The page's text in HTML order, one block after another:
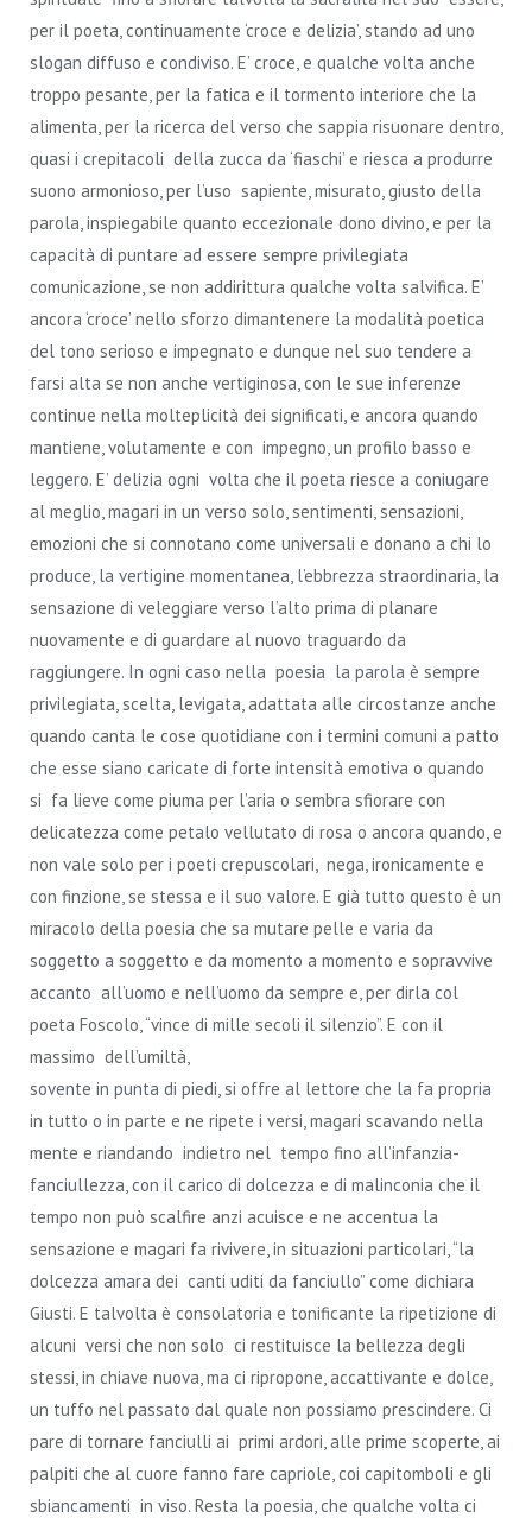
per il poeta, continuamente ‘croce e delizia’, stando ad uno
slogan diffuso e condiviso. E’ croce, e qualche volta anche
troppo pesante, per la fatica e il tormento interiore che la
alimenta, per la ricerca del verso che sappia risuonare dentro,
quasi i crepitacoli della zucca da ‘fiaschi’ e riesca a produrre
suono armonioso, per l’uso sapiente, misurato, giusto della
parola, inspiegabile quanto eccezionale dono divino, e per la
capacità di puntare ad essere sempre privilegiata
comunicazione, se non addirittura qualche volta salvifica. E’
ancora ‘croce’ nello sforzo dimantenere la modalità poetica
del tono serioso e impegnato e dunque nel suo tendere a
farsi alta se non anche vertiginosa, con le sue inferenze
continue nella molteplicità dei significati, e ancora quando
mantiene, volutamente e con impegno, un profilo basso e
leggero. E’ delizia ogni volta che il poeta riesce a coniugare
al meglio, magari in un verso solo, sentimenti, sensazioni,
emozioni che si connotano come universali e donano a chi lo
produce, la vertigine momentanea, l’ebbrezza straordinaria, la
sensazione di veleggiare verso l’alto prima di planare
nuovamente e di guardare al nuovo traguardo da
raggiungere. In ogni caso nella poesia la parola è sempre
privilegiata, scelta, levigata, adattata alle circostanze anche
quando canta le cose quotidiane con i termini comuni a patto
che esse siano caricate di forte intensità emotiva o quando
si fa lieve come piuma per l’aria o sembra sfiorare con
delicatezza come petalo vellutato di rosa o ancora quando, e
non vale solo per i poeti crepuscolari, nega, ironicamente e
con finzione, se stessa e il suo valore. E già tutto questo è un
miracolo della poesia che sa mutare pelle e varia da
soggetto a soggetto e da momento a momento e sopravvive
accanto all’uomo e nell’uomo da sempre e, per dirla col
poeta Foscolo, “vince di mille secoli il silenzio”. E con il
massimo dell’umiltà,
sovente in punta di piedi, si offre al lettore che la fa propria
in tutto o in parte e ne ripete i versi, magari scavando nella
mente e riandando indietro nel tempo fino all’infanzia-
fanciullezza, con il carico di dolcezza e di malinconia che il
tempo non può scalfire anzi acuisce e ne accentua la
sensazione e magari fa rivivere, in situazioni particolari, “la
dolcezza amara dei canti uditi da fanciullo” come dichiara
Giusti. E talvolta è consolatoria e tonificante la ripetizione di
alcuni versi che non solo ci restituisce la bellezza degli
stessi, in chiave nuova, ma ci ripropone, accattivante e dolce,
un tuffo nel passato dal quale non possiamo prescindere. Ci
pare di tornare fanciulli ai primi ardori, alle prime scoperte, ai
palpiti che al cuore fanno fare capriole, coi capitomboli e gli
sbiancamenti in viso. Resta la poesia, che qualche volta ci